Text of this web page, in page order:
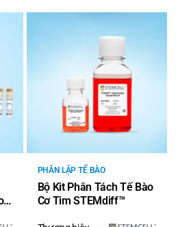
PHÂN LẬP TẾ BÀO
Bộ Kit Phân Tách Tế Bào
Cơ Tim STEMdiff™